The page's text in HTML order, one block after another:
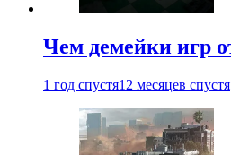
Чем демейки игр
1 год спустя12 месяцев спустя